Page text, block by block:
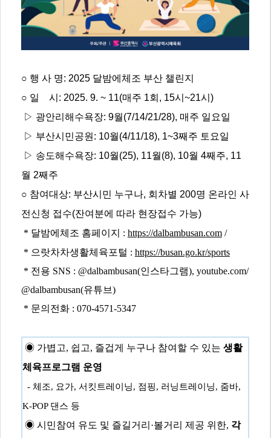
○ 행 사 명: 2025 달밤에체조 부산 챌린지
○ 일 시: 2025. 9. ~ 11(매주 1회, 15시~21시)
▷ 광안리해수욕장: 9월(7/14/21/28), 매주 일요일
▷ 부산시민공원: 10월(4/11/18), 1~3째주 토요일
▷ 송도해수욕장: 10월(25), 11월(8), 10월 4째주, 11
월 2째주
○ 참여대상: 부산시민 누구나, 회차별 200명 온라인 사
전신청 접수(잔여분에 따라 현장접수 가능)
* 달밤에체조 홈페이지 : https://dalbambusan.com/
* 으랏차차생활체육포털 : https://busan.go.kr/sports
* 전용 SNS : @dalbambusan(인스타그램), youtube.com/
@dalbambusan(유튜브)
* 문의전화 : 070-4571-5347
◉ 가볍고, 쉽고, 즐겁게 누구나 참여할 수 있는 생활
체육프로그램 운영
- 체조, 요가, 서킷트레이닝, 점핑, 러닝트레이닝, 줌바,
K-POP 댄스 등
◉ 시민참여 유도 및 즐길거리 ·볼거리 제공 위한, 각